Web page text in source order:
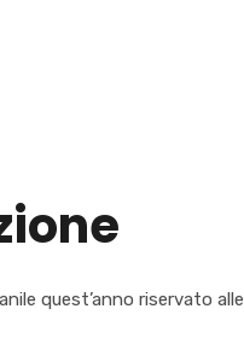
quest’anno riservato alle